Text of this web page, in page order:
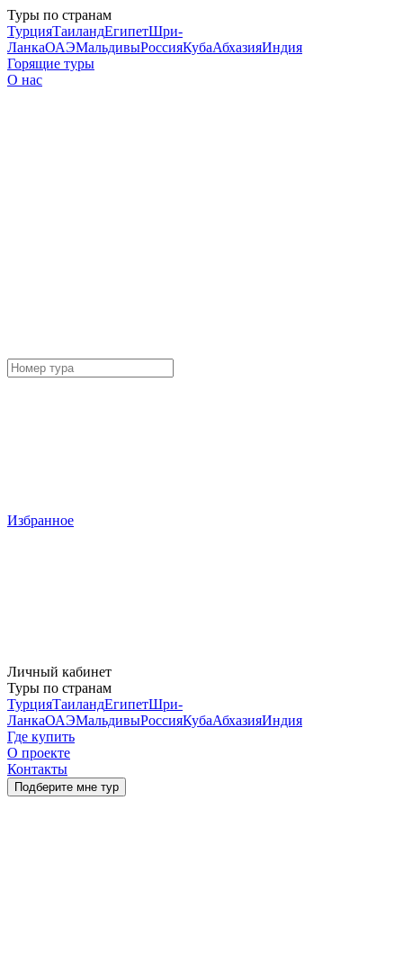
Туры по странам
ТурцияТаиландЕгипетШри-
ЛанкаОАЭМальдивыРоссияКубаАбхазияИндия
Горящие туры
О нас
Избранное
Личный кабинет
Туры по странам
ТурцияТаиландЕгипетШри-
ЛанкаОАЭМальдивыРоссияКубаАбхазияИндия
Где купить
О проекте
Контакты
Подберите мне тур